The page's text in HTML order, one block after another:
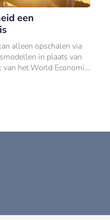
een
alleen opschalen via
in plaats van
het World Economic